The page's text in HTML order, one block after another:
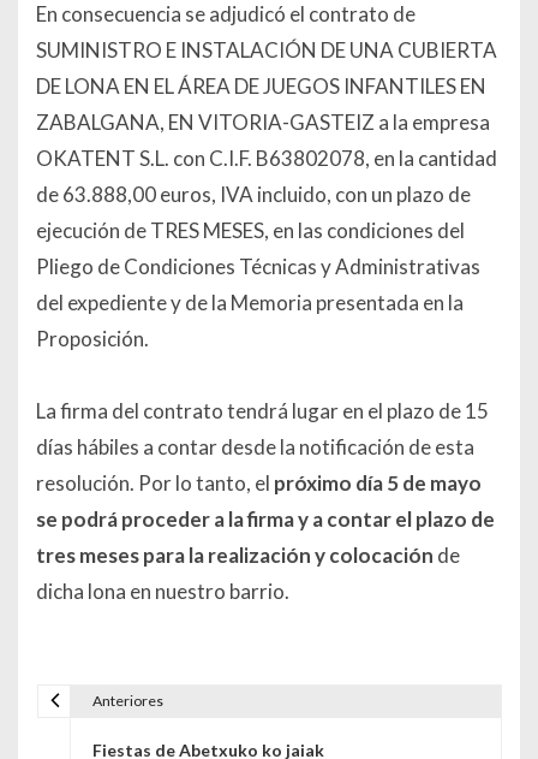
En consecuencia se adjudicó el contrato de
SUMINISTRO E INSTALACIÓN DE UNA CUBIERTA
DE LONA EN EL ÁREA DE JUEGOS INFANTILES EN
ZABALGANA, EN VITORIA-GASTEIZ a la empresa
OKATENT S.L. con C.I.F. B63802078, en la cantidad
de 63.888,00 euros, IVA incluido, con un plazo de
ejecución de TRES MESES, en las condiciones del
Pliego de Condiciones Técnicas y Administrativas
del expediente y de la Memoria presentada en la
Proposición.
La firma del contrato tendrá lugar en el plazo de 15
días hábiles a contar desde la notificación de esta
resolución. Por lo tanto, el próximo día 5 de mayo
se podrá proceder a la firma y a contar el plazo de
tres meses para la realización y colocación de
dicha lona en nuestro barrio.
Anteriores
Fiestas de Abetxuko ko jaiak